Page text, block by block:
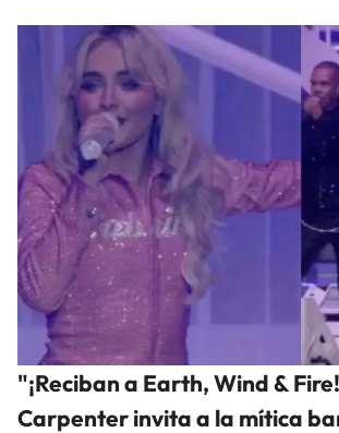
"¡Reciban a Earth, Wind &
Carpenter invita a la mítica